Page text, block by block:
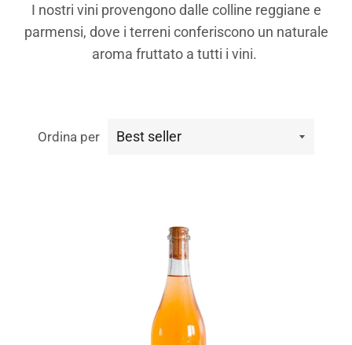
I nostri vini provengono dalle colline reggiane e
parmensi, dove i terreni conferiscono un naturale
aroma fruttato a tutti i vini.
Ordina per